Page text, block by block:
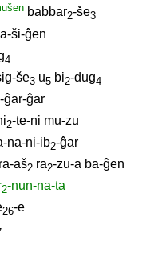
babbar2-še3
ši-ĝen
4
še3 u5 bi2-dug4
-ĝar-ĝar
2-te-ni mu-zu
na-ni-ib2-ĝar
aš2 ra2-zu-a ba-ĝen
2-nun-na-ta
26-e